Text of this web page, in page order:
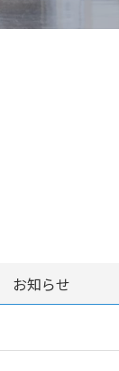
お知らせ